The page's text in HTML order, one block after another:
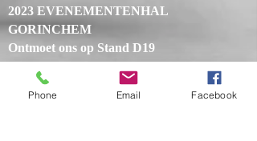
2023 EVENEMENTENHAL
GORINCHEM
Ontmoet ons op Stand D19
THE HAIR X-PERIENCE 12 EN 13 JUNI
2022 EVENEMENTENHAL GORINCHEM
Ontmoet ons op Stand 106
Phone Email Facebook